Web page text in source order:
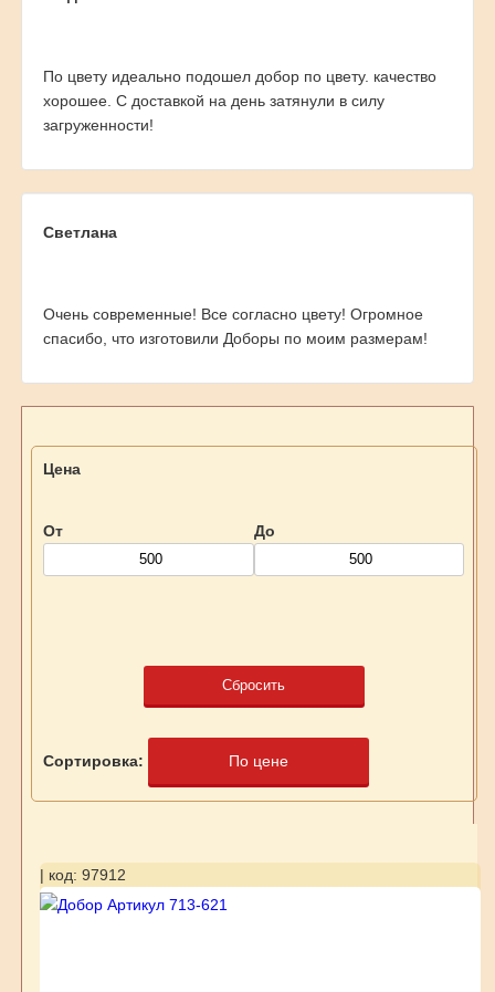
По цвету идеально подошел добор по цвету. качество
хорошее. С доставкой на день затянули в силу
загруженности!
Светлана
Очень современные! Все согласно цвету! Огромное
спасибо, что изготовили Доборы по моим размерам!
Цена
От До
Сбросить
Сортировка: По цене
| код: 97912